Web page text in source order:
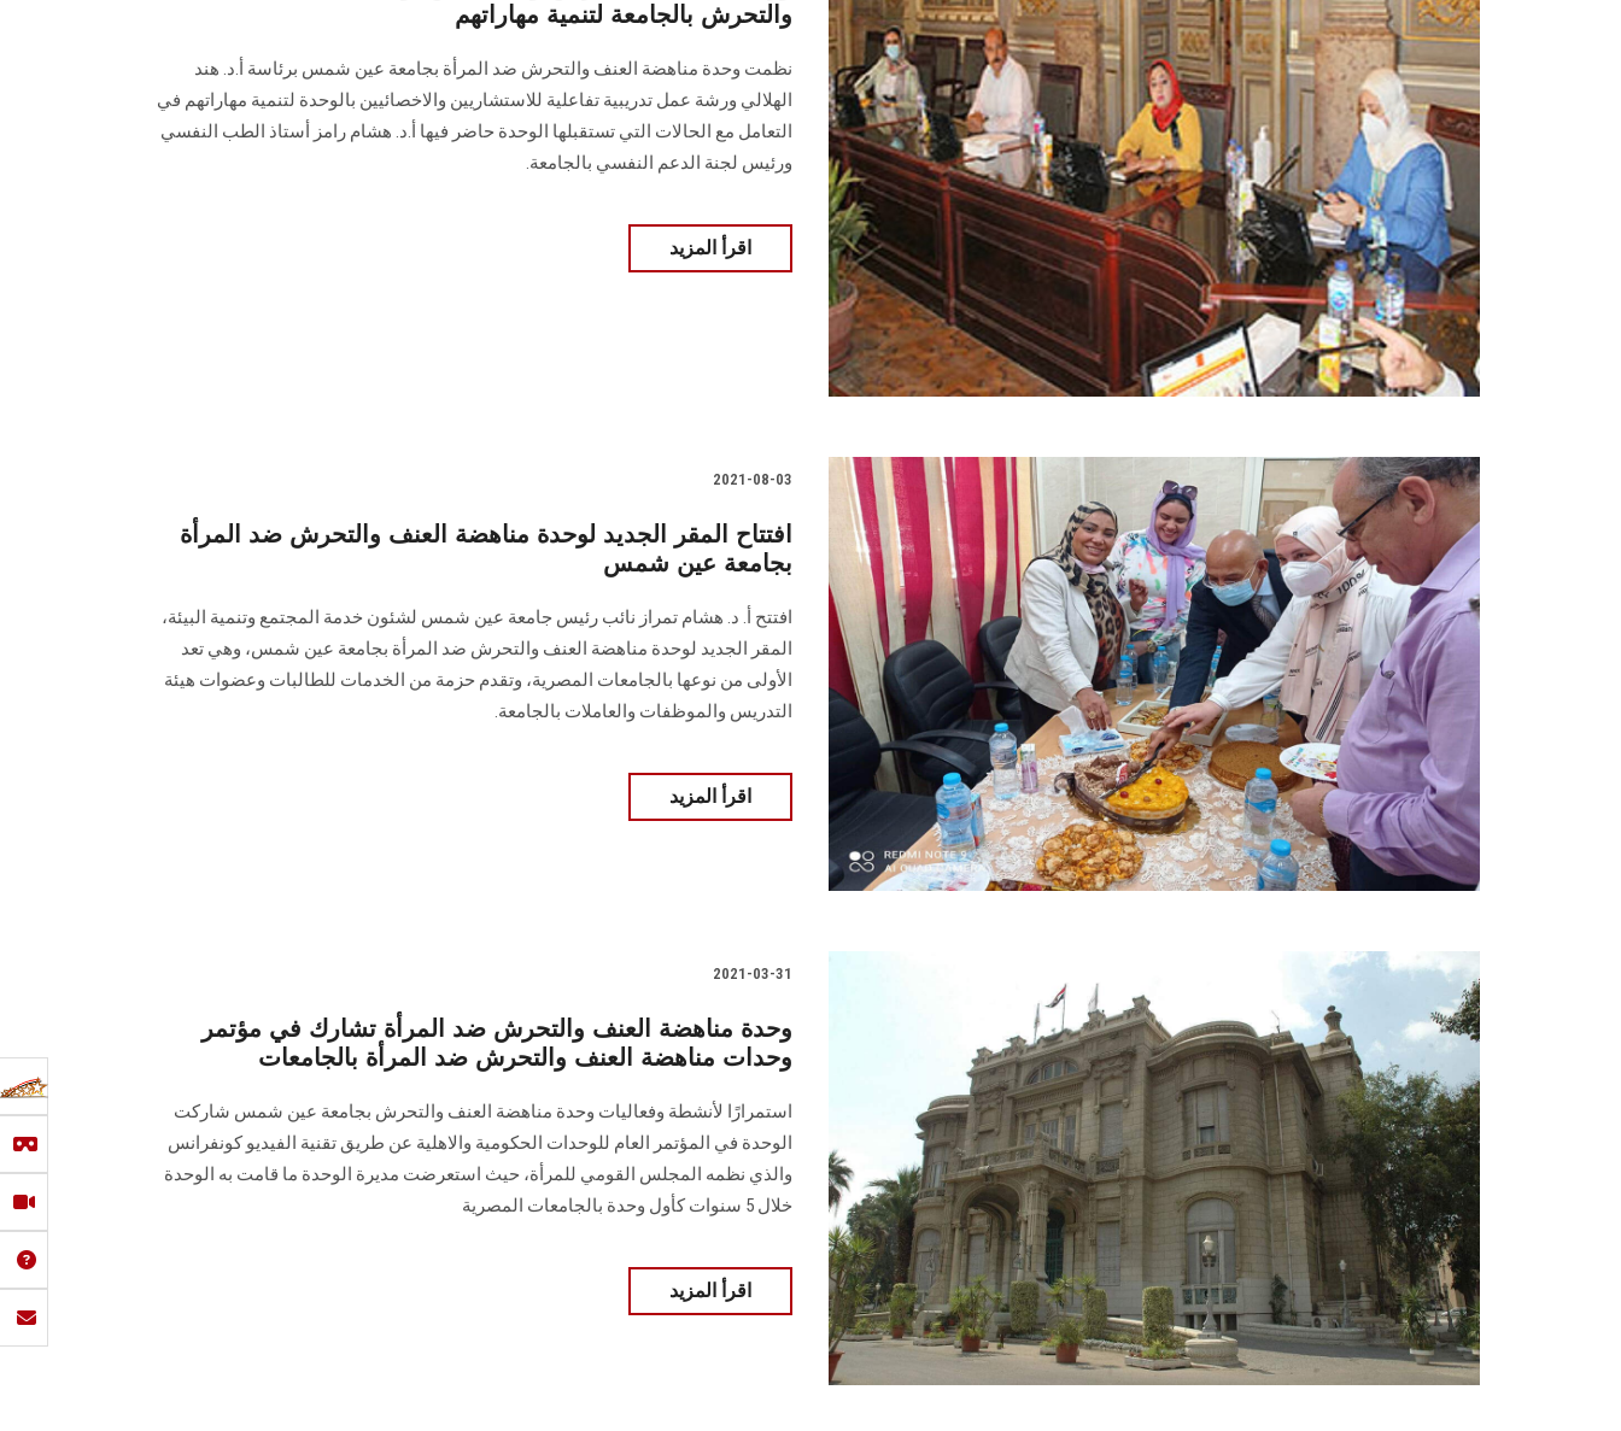
والتحرش بالجامعة لتنمية مهاراتهم
نظمت وحدة مناهضة العنف والتحرش ضد المرأة بجامعة عين شمس برئاسة أ.د. هند
الهلالي ورشة عمل تدريبية تفاعلية للاستشاريين والاخصائيين بالوحدة لتنمية مهاراتهم في
التعامل مع الحالات التي تستقبلها الوحدة حاضر فيها أ.د. هشام رامز أستاذ الطب النفسي
ورئيس لجنة الدعم النفسي بالجامعة.
اقرأ المزيد
2021-08-03
افتتاح المقر الجديد لوحدة مناهضة العنف والتحرش ضد المرأة
بجامعة عين شمس
افتتح أ. د. هشام تمراز نائب رئيس جامعة عين شمس لشئون خدمة المجتمع وتنمية البيئة،
المقر الجديد لوحدة مناهضة العنف والتحرش ضد المرأة بجامعة عين شمس، وهي تعد
الأولى من نوعها بالجامعات المصرية، وتقدم حزمة من الخدمات للطالبات وعضوات هيئة
التدريس والموظفات والعاملات بالجامعة.
اقرأ المزيد
2021-03-31
وحدة مناهضة العنف والتحرش ضد المرأة تشارك في مؤتمر
وحدات مناهضة العنف والتحرش ضد المرأة بالجامعات
استمرارًا لأنشطة وفعاليات وحدة مناهضة العنف والتحرش بجامعة عين شمس شاركت
الوحدة في المؤتمر العام للوحدات الحكومية والاهلية عن طريق تقنية الفيديو كونفرانس
والذي نظمه المجلس القومي للمرأة، حيث استعرضت مديرة الوحدة ما قامت به الوحدة
خلال 5 سنوات كأول وحدة بالجامعات المصرية
اقرأ المزيد